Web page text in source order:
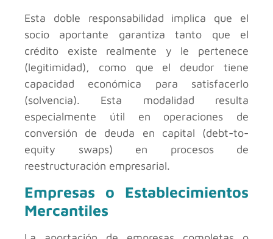
Esta doble responsabilidad implica que el
socio aportante garantiza tanto que el
crédito existe realmente y le pertenece
(legitimidad), como que el deudor tiene
capacidad económica para satisfacerlo
(solvencia). Esta modalidad resulta
especialmente útil en operaciones de
conversión de deuda en capital (debt-to-
equity swaps) en procesos de
reestructuración empresarial.
Empresas o Establecimientos
Mercantiles